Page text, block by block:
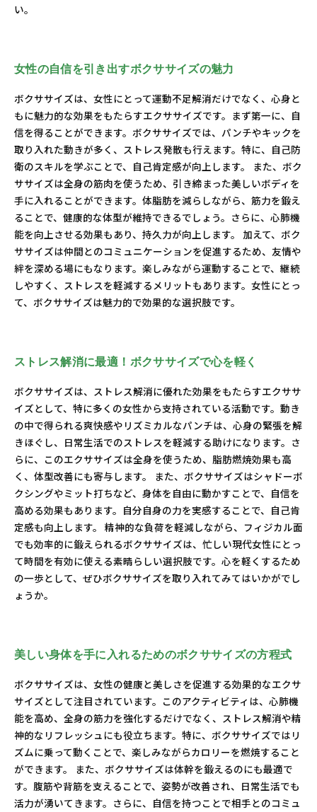
い。
女性の自信を引き出すボクササイズの魅力
ボクササイズは、女性にとって運動不足解消だけでなく、心身と
もに魅力的な効果をもたらすエクササイズです。まず第一に、自
信を得ることができます。ボクササイズでは、パンチやキックを
取り入れた動きが多く、ストレス発散も行えます。特に、自己防
衛のスキルを学ぶことで、自己肯定感が向上します。 また、ボク
ササイズは全身の筋肉を使うため、引き締まった美しいボディを
手に入れることができます。体脂肪を減らしながら、筋力を鍛え
ることで、健康的な体型が維持できるでしょう。さらに、心肺機
能を向上させる効果もあり、持久力が向上します。 加えて、ボク
ササイズは仲間とのコミュニケーションを促進するため、友情や
絆を深める場にもなります。楽しみながら運動することで、継続
しやすく、ストレスを軽減するメリットもあります。女性にとっ
て、ボクササイズは魅力的で効果的な選択肢です。
ストレス解消に最適！ボクササイズで心を軽く
ボクササイズは、ストレス解消に優れた効果をもたらすエクササ
イズとして、特に多くの女性から支持されている活動です。動き
の中で得られる爽快感やリズミカルなパンチは、心身の緊張を解
きほぐし、日常生活でのストレスを軽減する助けになります。さ
らに、このエクササイズは全身を使うため、脂肪燃焼効果も高
く、体型改善にも寄与します。 また、ボクササイズはシャドーボ
クシングやミット打ちなど、身体を自由に動かすことで、自信を
高める効果もあります。自分自身の力を実感することで、自己肯
定感も向上します。 精神的な負荷を軽減しながら、フィジカル面
でも効率的に鍛えられるボクササイズは、忙しい現代女性にとっ
て時間を有効に使える素晴らしい選択肢です。心を軽くするため
の一歩として、ぜひボクササイズを取り入れてみてはいかがでし
ょうか。
美しい身体を手に入れるためのボクササイズの方程式
ボクササイズは、女性の健康と美しさを促進する効果的なエクサ
サイズとして注目されています。このアクティビティは、心肺機
能を高め、全身の筋力を強化するだけでなく、ストレス解消や精
神的なリフレッシュにも役立ちます。特に、ボクササイズではリ
ズムに乗って動くことで、楽しみながらカロリーを燃焼すること
ができます。 また、ボクササイズは体幹を鍛えるのにも最適で
す。腹筋や背筋を支えることで、姿勢が改善され、日常生活でも
活力が湧いてきます。さらに、自信を持つことで相手とのコミュ